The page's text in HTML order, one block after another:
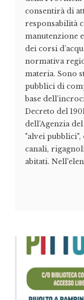
consentirà di
responsabilità
manutenzione
dei corsi
normativa
materia. Sono
pubblici di
base
Decreto del
dell’Agenzia
"alvei
canali,
abitati.